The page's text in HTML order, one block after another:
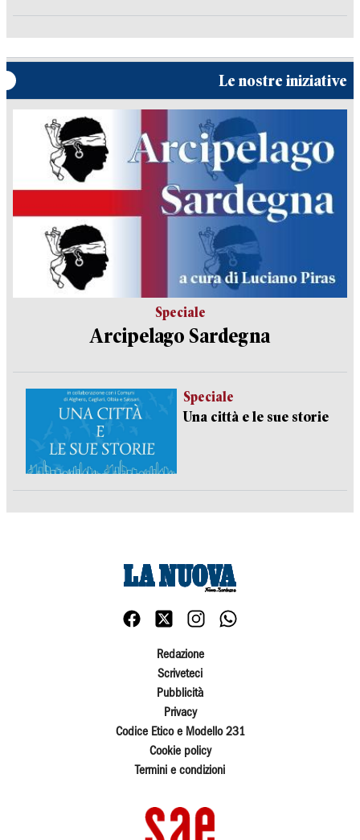
Le nostre iniziative
Speciale
Arcipelago Sardegna
Speciale
Una città e le sue storie
Redazione
Scriveteci
Pubblicità
Privacy
Codice Etico e Modello 231
Cookie policy
Termini e condizioni